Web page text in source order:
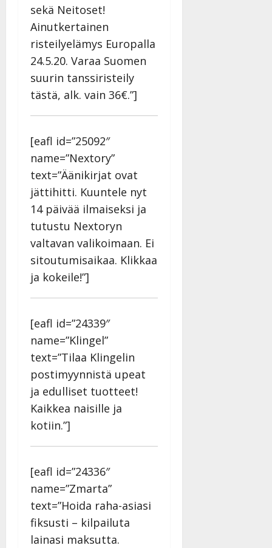
sekä Neitoset!
Ainutkertainen
risteilyelämys Europalla
24.5.20. Varaa Suomen
suurin tanssiristeily
tästä, alk. vain 36€.”]
[eafl id=”25092″
name=”Nextory”
text=”Äänikirjat ovat
jättihitti. Kuuntele nyt
14 päivää ilmaiseksi ja
tutustu Nextoryn
valtavan valikoimaan. Ei
sitoutumisaikaa. Klikkaa
ja kokeile!”]
[eafl id=”24339″
name=”Klingel”
text=”Tilaa Klingelin
postimyynnistä upeat
ja edulliset tuotteet!
Kaikkea naisille ja
kotiin.”]
[eafl id=”24336″
name=”Zmarta”
text=”Hoida raha-asiasi
fiksusti – kilpailuta
lainasi maksutta.